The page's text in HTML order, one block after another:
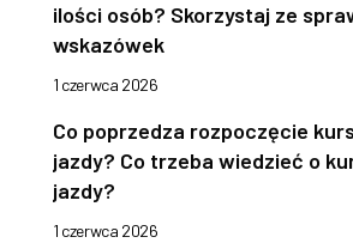
ilości osób? Skorzystaj ze
wskazówek
1 czerwca 2026
Co poprzedza rozpoczęcie
jazdy? Co trzeba wiedzieć o
jazdy?
1 czerwca 2026